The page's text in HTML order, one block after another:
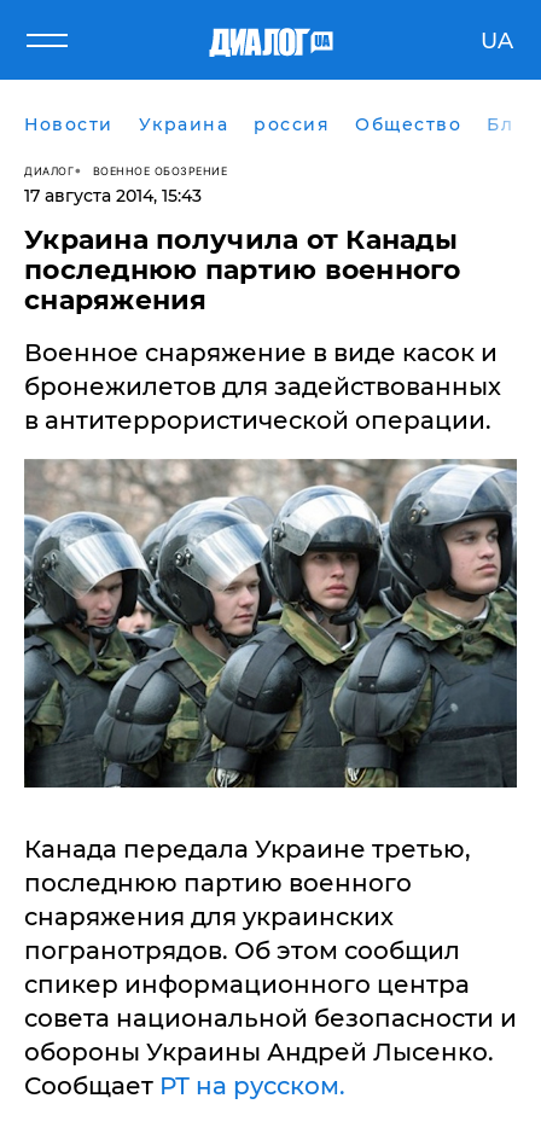
UA
Новости Украина россия Общество
ДИАЛОГ ВОЕННОЕ ОБОЗРЕНИЕ
17 августа 2014, 15:43
Украина получила от Канады
последнюю партию военного
снаряжения
Военное снаряжение в виде касок и
бронежилетов для задействованных
в антитеррористической операции.
Канада передала Украине третью,
последнюю партию военного
снаряжения для украинских
погранотрядов. Об этом сообщил
спикер информационного центра
совета национальной безопасности и
обороны Украины Андрей Лысенко.
Сообщает РТ на русском.